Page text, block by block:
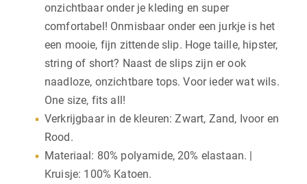
onzichtbaar onder je kleding en super
comfortabel! Onmisbaar onder een jurkje is het
een mooie, fijn zittende slip. Hoge taille, hipster,
string of short? Naast de slips zijn er ook
naadloze, onzichtbare tops. Voor ieder wat wils.
One size, fits all!
Verkrijgbaar in de kleuren: Zwart, Zand, Ivoor en
Rood.
Materiaal: 80% polyamide, 20% elastaan. |
Kruisje: 100% Katoen.